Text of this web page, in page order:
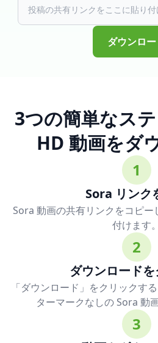
ダウンロ
3つの簡単なス
HD 動画をダ
1
Sora リンク
Sora 動画の共有リンクをコピー
付けます。
2
ダウンロード
「ダウンロード」をクリックす
ターマークなしの Sora 動
3